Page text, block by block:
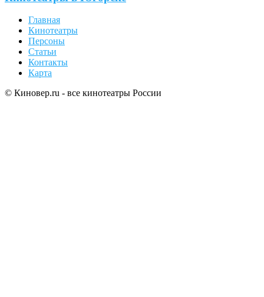
Главная
Кинотеатры
Персоны
Статьи
Контакты
Карта
© Киновер.ru - все кинотеатры России